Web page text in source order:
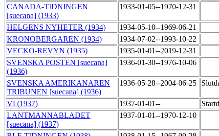
CANADA-TIDNINGEN
[suecana] (1933)
1933-01-05--1970-12-31
HELGENS NYHETER (1934)
1934-05-10--1969-06-21
KRONOBERGAREN (1934)
1934-07-02--1993-10-22
VECKO-REVYN (1935)
1935-01-01--2019-12-31
SVENSKA POSTEN [suecana]
(1936)
1936-01-30--1976-10-06
SVENSKA AMERIKANAREN
TRIBUNEN [suecana] (1936)
1936-05-28--2004-06-25
VI (1937) 1937-01-01--
LANTMANNABLADET
[suecana] (1937)
1937-01-01--1970-12-10